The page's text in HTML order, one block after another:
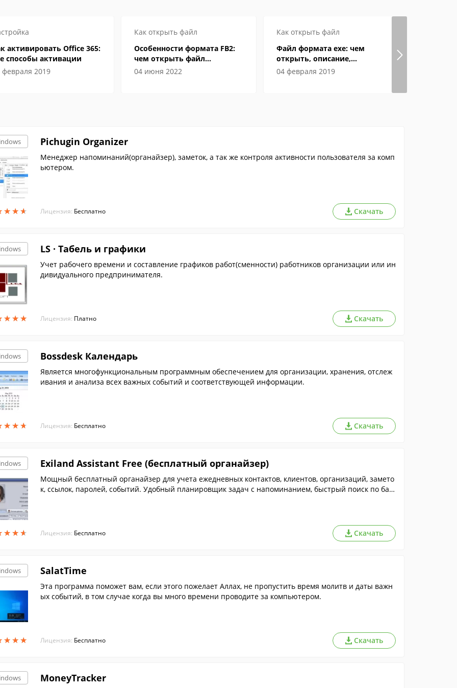
активировать Office 365:
способы активации
февраля 2019
Как открыть файл
Особенности формата FB2:
чем открыть файл
электронной книги
04 июня 2022
Как открыть файл
Файл формата exe: чем
открыть, описание,
особенности
04 февраля 2019
★★★
★★★
Pichugin Organizer
Менеджер напоминаний(органайзер), заметок, а так же контроля активности пользователя за комп
ьютером.
Лицензия: Бесплатно Скачать
★★★
★★★
LS · Табель и графики
Учет рабочего времени и составление графиков работ(сменности) работников организации или ин
дивидуального предпринимателя.
Лицензия: Платно Скачать
★★★
★★★
Bossdesk Календарь
Является многофункциональным программным обеспечением для организации, хранения, отслеж
ивания и анализа всех важных событий и соответствующей информации.
Лицензия: Бесплатно Скачать
★★★
★★★
Exiland Assistant Free (бесплатный органайзер)
Мощный бесплатный органайзер для учета ежедневных контактов, клиентов, организаций, замето
к, ссылок, паролей, событий. Удобный планировщик задач с напоминанием, быстрый поиск по баз
Лицензия: Бесплатно Скачать
★★★
★★★
SalatTime
Эта программа поможет вам, если этого пожелает Аллах, не пропустить время молитв и даты важн
ых событий, в том случае когда вы много времени проводите за компьютером.
Лицензия: Бесплатно Скачать
MoneyTracker